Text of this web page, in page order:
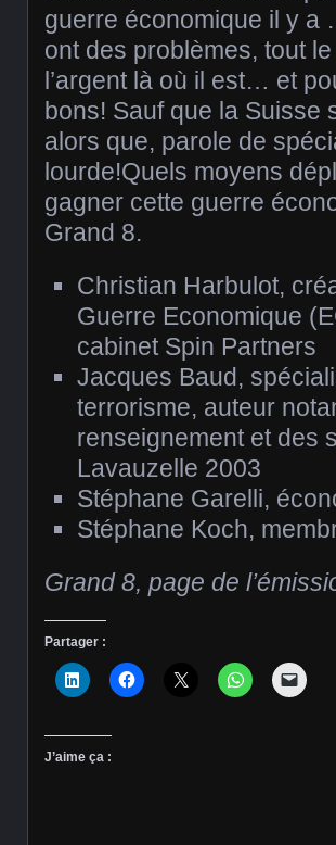
guerre économique il y a
ont des problèmes, tout
l’argent là où il est… et
bons! Sauf que la
alors que, parole de
lourde!Quels moyens
gagner cette guerre
Grand 8.
Christian Harbulot,
Guerre Economique
cabinet Spin Partners
Jacques Baud,
terrorisme, auteur
renseignement et des
Lavauzelle 2003
Stéphane Garelli,
Stéphane Koch,
Grand 8, page de
Partager :
J’aime ça :